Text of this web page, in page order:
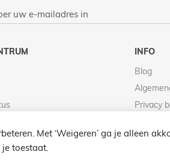
INFO
Blog
Privacy
© 2026 LAMPENZO ALLE RECHTEN
Met ‘Weigeren’ ga je alleen
toestaat.